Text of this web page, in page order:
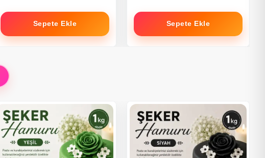
Sepete Ekle Sepete Ekle